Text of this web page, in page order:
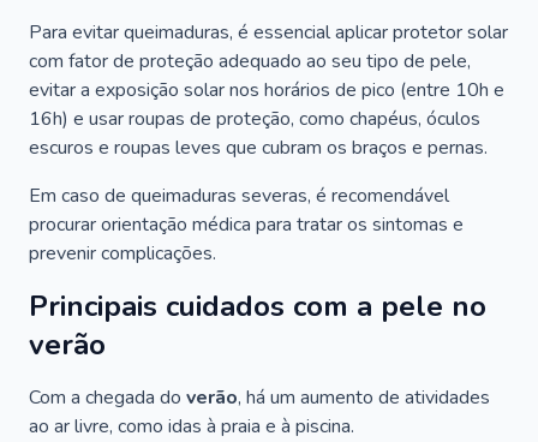
Para evitar queimaduras, é essencial aplicar protetor solar
com fator de proteção adequado ao seu tipo de pele,
evitar a exposição solar nos horários de pico (entre 10h e
16h) e usar roupas de proteção, como chapéus, óculos
escuros e roupas leves que cubram os braços e pernas.
Em caso de queimaduras severas, é recomendável
procurar orientação médica para tratar os sintomas e
prevenir complicações.
Principais cuidados com a pele no
verão
Com a chegada do verão, há um aumento de atividades
ao ar livre, como idas à praia e à piscina.